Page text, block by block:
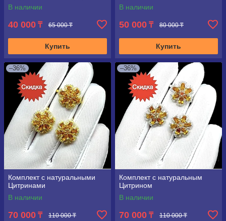
В наличии
40 000 ₸ 65 000 ₸
Купить
В наличии
50 000 ₸ 80 000 ₸
Купить
–36%
Комплект с натуральными
Цитринами
В наличии
70 000 ₸ 110 000 ₸
–36%
Комплект с натуральным
Цитрином
В наличии
70 000 ₸ 110 000 ₸